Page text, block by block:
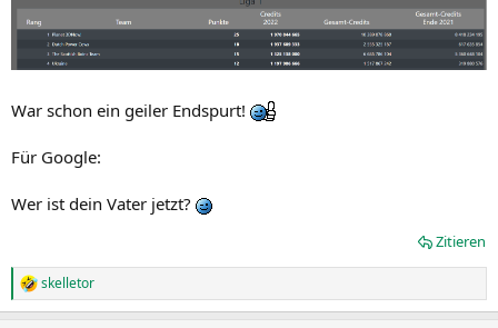
War schon ein geiler Endspurt!
Für Google:
Wer ist dein Vater jetzt?
Zitieren
R
e
skelletor